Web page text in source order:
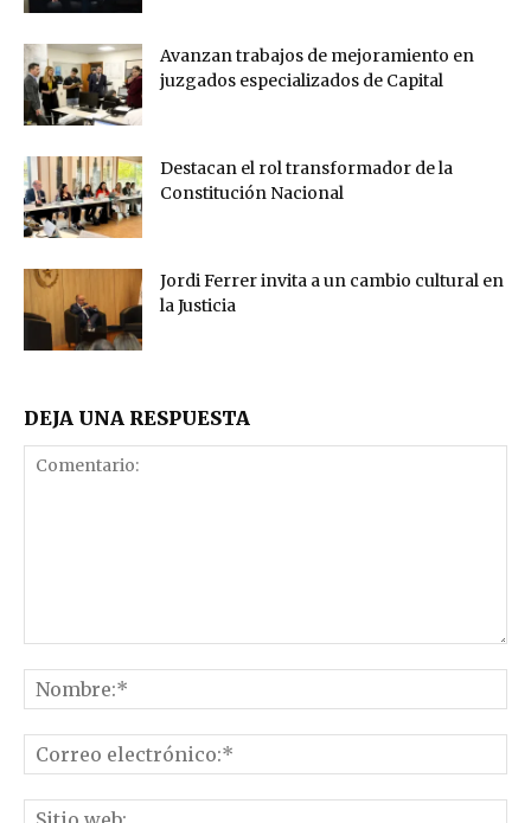
Avanzan trabajos de mejoramiento en
juzgados especializados de Capital
Destacan el rol transformador de la
Constitución Nacional
Jordi Ferrer invita a un cambio cultural en
la Justicia
DEJA UNA RESPUESTA